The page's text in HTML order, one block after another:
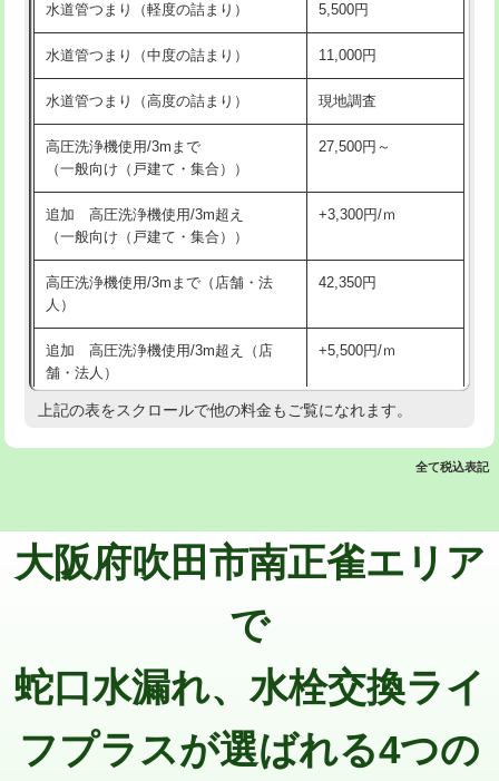
洗面台設置 38,500円
化粧台設置 22,000円
追加人工 16,500円
廃棄・処分 現場見積
※給水管工事は20mmまでの価格です。
交換・取付(排水栓・排水トラップ
22,000円+材料費
持込商品取付（混合水栓）
持込商品取付（浄水器・分岐水栓） 16,500円
業）
排水管工事（追加 排水管工事/3ｍ超
え）
マス交換（土の掘削・埋め戻し作業） 11,000円~
マス交換（深さ50㎝以上） 66,000円
コンクリート斫り（厚さ10㎝超え）
モルタル補修（厚さ10㎝まで） 27,500円
モルタル補修（厚さ10㎝超え）
追加人工 16,500円
水道管つまり（軽度の詰まり） 5,500円
水道管つまり（中度の詰まり） 11,000円
水道管つまり（高度の詰まり） 現地調査
高圧洗浄機使用/3mまで
（一般向け（戸建て・集合））
27,500円～
追加 高圧洗浄機使用/3m超え
（一般向け（戸建て・集合））
+3,300円/ｍ
高圧洗浄機使用/3mまで（店舗・法
人）
42,350円
追加 高圧洗浄機使用/3m超え（店
舗・法人）
+5,500円/ｍ
高度高圧洗浄換 現地調査
追加トーラー機使用/3m超え +3,300円
止水・漏水調査・防水処理・清掃・修
11,000円
止水・漏水調査・防水処理・清掃・修
22,000円
上記の表をスクロールで他の料金もご覧になれます。
全て税込表記
大阪府吹田市南正雀エリア
で
蛇口水漏れ、水栓交換ライ
フプラスが選ばれる4つの